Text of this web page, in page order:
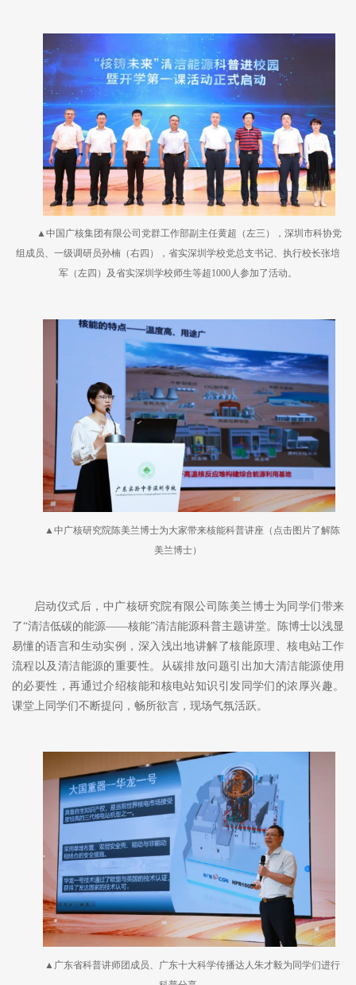
▲中国广核集团有限公司党群工作部副主任黄超（左三），深圳市科协党
组成员、一级调研员孙楠（右四），省实深圳学校党总支书记、执行校长张培
军（左四）及省实深圳学校师生等超1000人参加了活动。
▲中广核研究院陈美兰博士为大家带来核能科普讲座（点击图片了解陈
美兰博士）
启动仪式后，中广核研究院有限公司陈美兰博士为同学们带来
了“清洁低碳的能源——核能”清洁能源科普主题讲堂。陈博士以浅显
易懂的语言和生动实例，深入浅出地讲解了核能原理、核电站工作
流程以及清洁能源的重要性。从碳排放问题引出加大清洁能源使用
的必要性，再通过介绍核能和核电站知识引发同学们的浓厚兴趣。
课堂上同学们不断提问，畅所欲言，现场气氛活跃。
▲广东省科普讲师团成员、广东十大科学传播达人朱才毅为同学们进行